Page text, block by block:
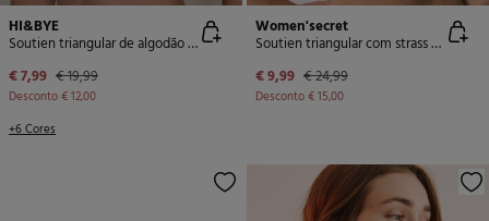
HI&BYE
Soutien triangular de algodão verde com copas removíveis
€ 7,99 € 19,99
Desconto€ 12,00
+6 Cores
Women'secret
Soutien triangular com strass azul NATURAL
€ 9,99 € 24,99
Desconto€ 15,00